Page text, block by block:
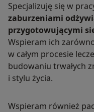
Specjalizuję się w
zaburzeniami
przygotowującymi
Wspieram ich
w całym procesie
budowaniu trwałych
i stylu życia.
Wspieram również